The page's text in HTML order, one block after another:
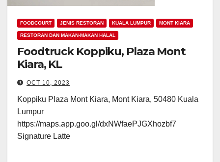
FOODCOURT JENIS RESTORAN KUALA LUMPUR MONT KIARA
RESTORAN DAN MAKAN-MAKAN HALAL
Foodtruck Koppiku, Plaza Mont
Kiara, KL
OCT 10, 2023
Koppiku Plaza Mont Kiara, Mont Kiara, 50480 Kuala
Lumpur
https://maps.app.goo.gl/dxNWfaePJGXhozbf7
Signature Latte